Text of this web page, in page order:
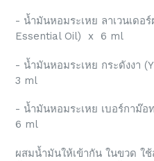
- น้ำมันหอมระเหย ลาเวนเดอ
Essential Oil) x 6 ml
- น้ำมันหอมระเหย กระดังงา
3 ml
- น้ำมันหอมระเหย เบอร์กาม๊
6 ml
ผสมน้ำมันให้เข้ากัน ในขวด ใ